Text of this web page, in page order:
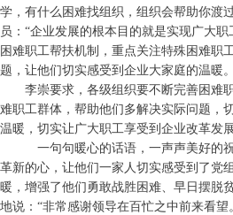
学，有什么困难找组织，组织会帮助你渡
员：“企业发展的根本目的就是实现广大
困难职工帮扶机制，重点关注特殊困难职
题，让他们切实感受到企业大家庭的温暖
李崇要求，各级组织要不断完善困难
难职工群体，帮助他们多解决实际问题，
温暖，切实让广大职工享受到企业改革发
一句句暖心的话语，一声声美好的
革新的心，让他们一家人切实感受到了党
暖，增强了他们勇敢战胜困难、早日摆脱
地说：“非常感谢领导在百忙之中前来看